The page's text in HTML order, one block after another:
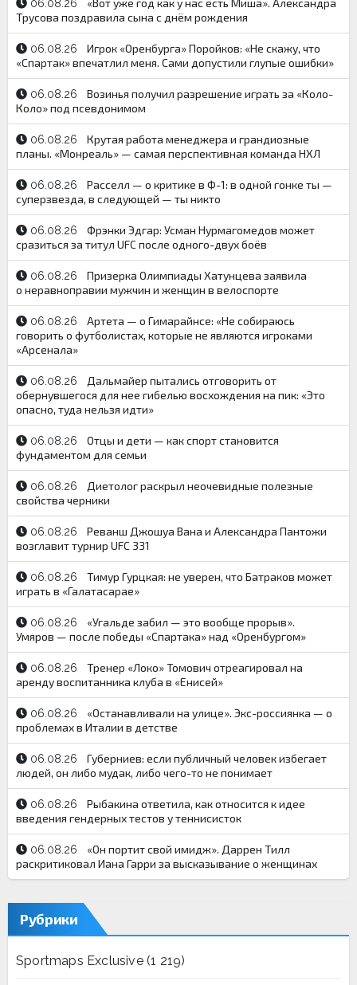
06.08.26
«Вот уже год как у нас есть Миша». Александра
Трусова поздравила сына с днём рождения
06.08.26
Игрок «Оренбурга» Поройков: «Не скажу, что
«Спартак» впечатлил меня. Сами допустили глупые ошибки»
06.08.26
Возинья получил разрешение играть за «Коло-
Коло» под псевдонимом
06.08.26
Крутая работа менеджера и грандиозные
планы. «Монреаль» — самая перспективная команда НХЛ
06.08.26
Расселл — о критике в Ф-1: в одной гонке ты —
суперзвезда, в следующей — ты никто
06.08.26
Фрэнки Эдгар: Усман Нурмагомедов может
сразиться за титул UFC после одного-двух боёв
06.08.26
Призерка Олимпиады Хатунцева заявила
о неравноправии мужчин и женщин в велоспорте
06.08.26
Артета — о Гимарайнсе: «Не собираюсь
говорить о футболистах, которые не являются игроками
«Арсенала»
06.08.26
Дальмайер пытались отговорить от
обернувшегося для нее гибелью восхождения на пик: «Это
опасно, туда нельзя идти»
06.08.26
Отцы и дети — как спорт становится
фундаментом для семьи
06.08.26
Диетолог раскрыл неочевидные полезные
свойства черники
06.08.26
Реванш Джошуа Вана и Александра Пантожи
возглавит турнир UFC 331
06.08.26
Тимур Гурцкая: не уверен, что Батраков может
играть в «Галатасарае»
06.08.26
«Угальде забил — это вообще прорыв».
Умяров — после победы «Спартака» над «Оренбургом»
06.08.26
Тренер «Локо» Томович отреагировал на
аренду воспитанника клуба в «Енисей»
06.08.26
«Останавливали на улице». Экс-россиянка — о
проблемах в Италии в детстве
06.08.26
Губерниев: если публичный человек избегает
людей, он либо мудак, либо чего-то не понимает
06.08.26
Рыбакина ответила, как относится к идее
введения гендерных тестов у теннисисток
06.08.26
«Он портит свой имидж». Даррен Тилл
раскритиковал Иана Гарри за высказывание о женщинах
Рубрики
Sportmaps Exclusive(1 219)